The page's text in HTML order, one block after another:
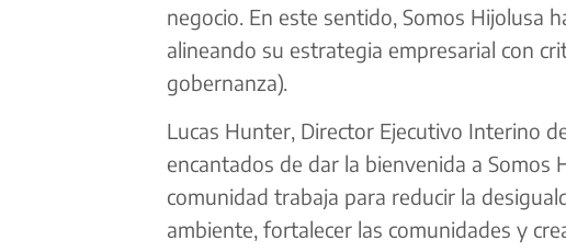
negocio. En este sentido, Somos Hijolusa
alineando su estrategia empresarial con
gobernanza).
Lucas Hunter, Director Ejecutivo Interino
encantados de dar la bienvenida a Somos
comunidad trabaja para reducir la
ambiente, fortalecer las comunidades y